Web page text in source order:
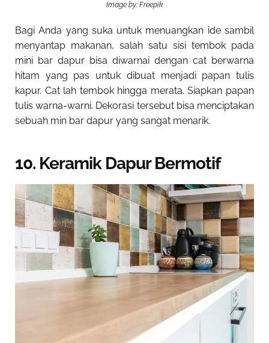
Image by: Freepik
Bagi Anda yang suka untuk menuangkan ide sambil
menyantap makanan, salah satu sisi tembok pada
mini bar dapur bisa diwarnai dengan cat berwarna
hitam yang pas untuk dibuat menjadi papan tulis
kapur. Cat lah tembok hingga merata. Siapkan papan
tulis warna-warni. Dekorasi tersebut bisa menciptakan
sebuah min bar dapur yang sangat menarik.
10. Keramik Dapur Bermotif